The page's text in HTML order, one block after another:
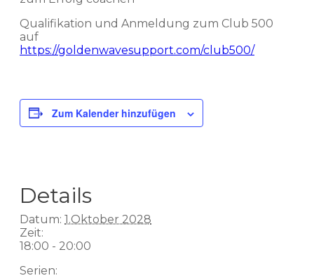
Qualifikation und Anmeldung zum Club 500
auf
https://goldenwavesupport.com/club500/
Zum Kalender hinzufügen
Details
Datum: 1.Oktober 2028
Zeit:
18:00 - 20:00
Serien: